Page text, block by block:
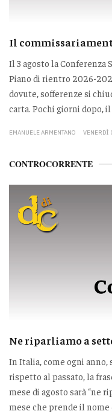
Il
Il 3 agosto la Conferenza
Piano di rientro 2026-
dovute, sofferenze si
carta. Pochi giorni dopo,
EMANUELE ARMENTANO VENERDÌ
CONTROCORRENTE
Ne riparliamo a
In Italia, come ogni
rispetto al passato, la
mese di agosto sarà “ne
mese che prende il nome